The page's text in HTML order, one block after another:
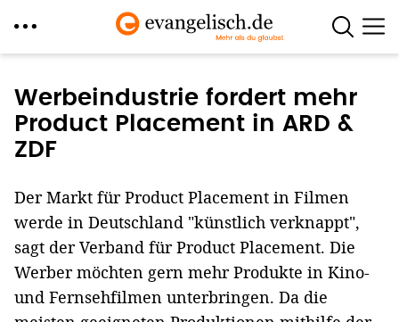
zum
Inhalt
Werbeindustrie fordert mehr
Product Placement in ARD &
ZDF
Der Markt für Product Placement in Filmen
werde in Deutschland "künstlich verknappt",
sagt der Verband für Product Placement. Die
Werber möchten gern mehr Produkte in Kino-
und Fernsehfilmen unterbringen. Da die